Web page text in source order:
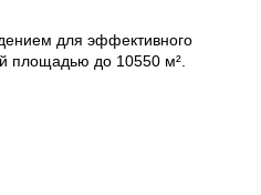
для эффективного
площадью до 10550 м².